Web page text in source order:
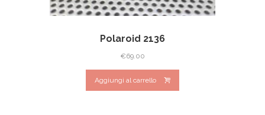
Polaroid 2136
€69.00
Aggiungi al carrello